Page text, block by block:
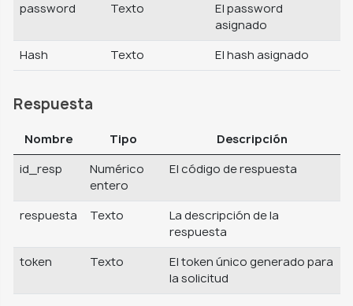
password Texto
El password
asignado
Hash
Texto El hash asignado
Respuesta
Nombre Tipo
Descripción
id_resp
Numérico
entero
El código de respuesta
respuesta Texto
La descripción de la
respuesta
token
Texto
El token único generado para
la solicitud